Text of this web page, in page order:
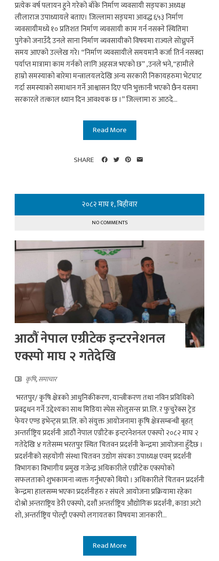
प्रत्येक वर्ष पलायन हुने गरेको बाँके निर्माण व्यवसायी सङ्घका अध्यक्ष
लीलाराज उपाध्यायले बताए। जिल्लामा सङ्घमा आवद्ध ६५३ निर्माण
व्यवसायीमध्ये १० प्रतिशत निर्माण व्यवसायी काम गर्न नसक्ने स्थितिमा
पुगेको जनाउँदै उनले साना निर्माण व्यवसायीको विषयमा राज्यले सोच्नुपर्ने
समय आएको उल्लेख गरे। “निर्माण व्यवसायीले समयमानै कर्जा तिर्न नसक्दा
पर्याप्त मात्रामा काम गर्नको लागि अहसज भएको छ” ,उनले भने,“हामीले
हाम्रो समस्याको बारेमा मन्त्रालयलदेखि अन्य सरकारी निकायहरुमा भेटघाट
गर्दा समस्याको समाधान गर्ने आश्वासन दिए पनि भुक्तानी भएको छैन यसमा
सरकारले तत्काल ध्यान दिन आवश्यक छ ।” जिल्लामा रु आठदे...
Read More
SHARE
२०८२ माघ १, बिहीवार
NO COMMENTS
आठौं नेपाल एग्रीटेक इन्टरनेशनल
एक्स्पो माघ २ गतेदेखि
कृषि,समाचार
भरतपुर/ कृषि क्षेत्रको आधुनिकीकरण, यान्त्रीकरण तथा नविन प्रविधिको
प्रवद्र्धन गर्ने उद्देश्यका साथ मिडिया स्पेस सोलुसन्स प्रा.लि. र फुचुरेक्स ट्रेड
फेयर एण्ड इभेन्ट्स प्रा.लि. को संयुक्त आयोजनामा कृषि क्षेत्रसम्बन्धी बृहत्
अन्तर्राष्ट्रिय प्रदर्शनी आठौं नेपाल एग्रीटेक इन्टरनेशनल एक्स्पो २०८२ माघ २
गतेदेखि ४ गतेसम्म भरतपुर स्थित चितवन प्रदर्शनी केन्द्रमा आयोजना हुँदैछ ।
प्रदर्शनीको सहयोगी संस्था चितवन उद्योग संघका उपाध्यक्ष एवम् प्रदर्शनी
विभागका विभागीय प्रमुख गजेन्द्र अधिकारीले एग्रीटेक एक्स्पोको
सफलताको शुभकामना व्यक्त गर्नुभएको थियो । अधिकारीले चितवन प्रदर्शनी
केन्द्रमा हालसम्म भएका प्रदर्शनीहरु र संघले आयोजना प्रक्रियामा रहेका
दोश्रो अन्तराष्ट्रिय डेरी एक्स्पो, दशौं अन्तर्राष्ट्रिय औद्योगिक प्रदर्शनी, काडा अटो
शो, अन्तर्राष्ट्रिय पोल्ट्री एक्स्पो लगायतका विषयमा जानकारी...
Read More